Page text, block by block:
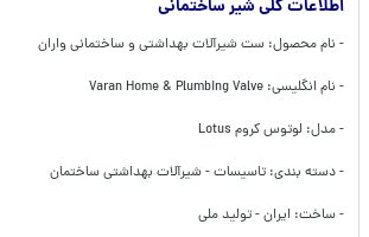
اطلاعات کلی شیر ساختمانی
- نام محصول: ست شیرآلات بهداشتی و ساختمانی واران
- نام انگلیسی: Varan Home & Plumbing Valve
- مدل: لوتوس کروم Lotus
- دسته بندی: تاسیسات - شیرآلات بهداشتی ساختمان
- ساخت: ایران - تولید ملی